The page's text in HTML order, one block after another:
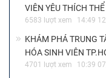
VIÊN YÊU THÍCH
6583 lượt xem 14:49
KHÁM PHÁ TRUNG
HÓA SINH VIÊN
4701 lượt xem 10:39